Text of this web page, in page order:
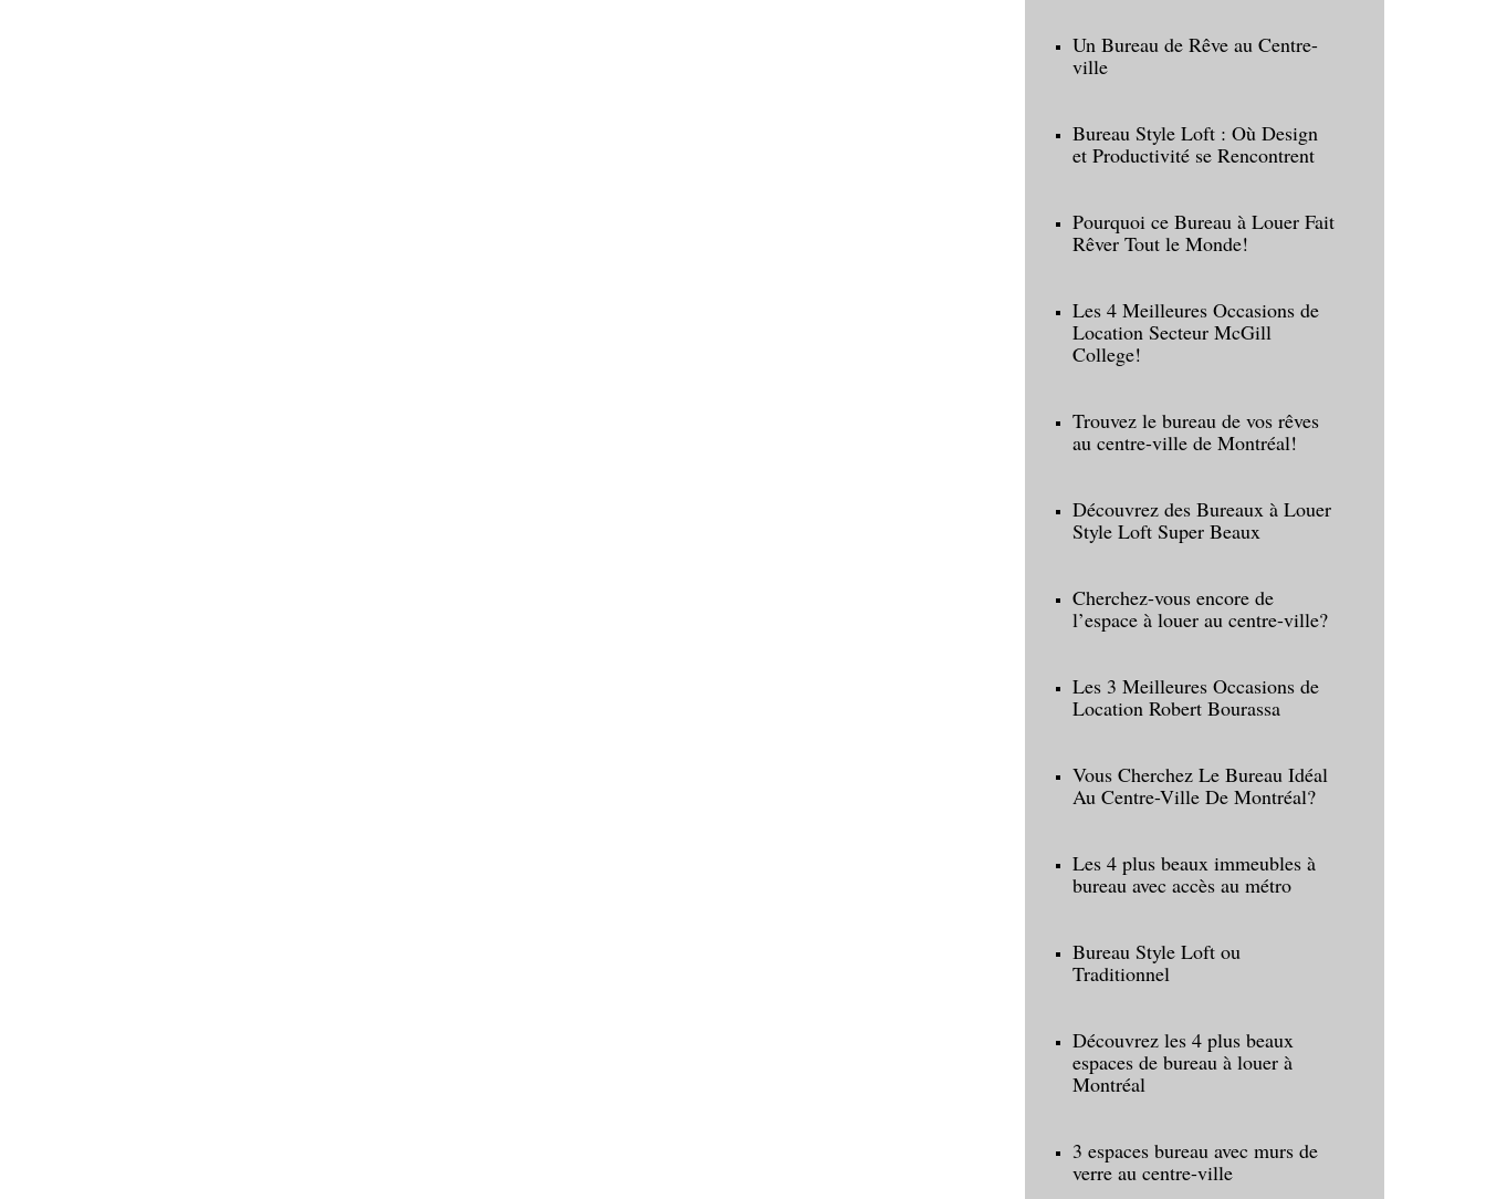
Un Bureau de Rêve au Centre-
ville
Bureau Style Loft : Où Design
et Productivité se Rencontrent
Pourquoi ce Bureau à Louer Fait
Rêver Tout le Monde!
Les 4 Meilleures Occasions de
Location Secteur McGill
College!
Trouvez le bureau de vos rêves
au centre-ville de Montréal!
Découvrez des Bureaux à Louer
Style Loft Super Beaux
Cherchez-vous encore de
l’espace à louer au centre-ville?
Les 3 Meilleures Occasions de
Location Robert Bourassa
Vous Cherchez Le Bureau Idéal
Au Centre-Ville De Montréal?
Les 4 plus beaux immeubles à
bureau avec accès au métro
Bureau Style Loft ou
Traditionnel
Découvrez les 4 plus beaux
espaces de bureau à louer à
Montréal
3 espaces bureau avec murs de
verre au centre-ville